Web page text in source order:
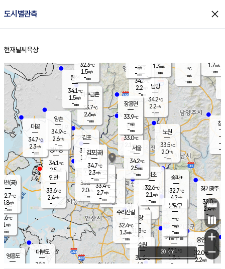
도시별관측 close
홈
현재날씨 육상
의도
℃
m/s
mm
영흥도
양주
34.3℃
2.2
-mm
과천
- ℃
-m/s
- mm
용인
32.0℃
2.2m/s
경기광주
32.0℃
2.4m/s
-mm
대부도
30.8
경서동
34.1℃
2.5 m/s
-mm
파주금촌
33.7℃
2.6m/s
-mm
-℃
-m/s
-mm
대곶
34.7℃
2.3m/s
-mm
창
-
-m/
-
탄현
34.1℃
1.5m/s
-mm
1.7m/s
-mm
의왕
31.3℃
0.8m/s
mm
김포
33.2℃
1.7 m/s
mm
광명
- ℃
-m/s
-mm
부천
33.5℃
2.0m/s
-mm
양촌
34.9℃
2.6m/s
-mm
구로
33.4℃
2.7m/s
-mm
은평
33.0℃
2.1 m/s
- mm
노원
33.5℃
2.0m/s
-mm
송파*
32.7℃
4.2m/s
-mm
서초
32.6℃
2.1 m/s
-mm
남방
34.2℃
2.2m/s
-mm
기흥구갈
32.1℃
1.8m/s
-
수리산길
32.4℃
1.3m/s
-mm
분당구
-℃
-m/s
-mm
장흥면
33.9℃
-m/s
-mm
-m/s
-mm
인천(공)
32.7℃
3.8m/s
-mm
김포(공)
34.7℃
2.3m/s
-mm
수원
31.6℃
4.2 m/s
인천
33.6℃
2.4m/s
-mm
서울
34.2℃
2.5m/s
-mm
32.3℃
1.5m/s
-mm
1.3m/s
-mm
+
−
20 km